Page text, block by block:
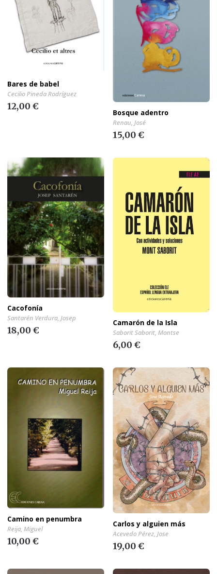
Bares de babel
Cecilio Pineda Rodríguez
12,00 €
Bosque adentro
Renau, José
15,00 €
Cacofonía
Santarén Verdura, Josep
18,00 €
Camarón de la Isla
Saborit Saborit, Montse
6,00 €
Camino en penumbra
Reija, Miguel
10,00 €
Carlos y alguien más
Acevedo Pérez, Jose
19,00 €